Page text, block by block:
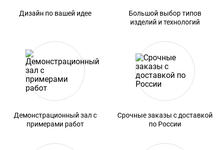
Дизайн по вашей идее
Большой выбор типов
изделий и технологий
Демонстрационный зал с
примерами работ
Срочные заказы с доставкой
по России